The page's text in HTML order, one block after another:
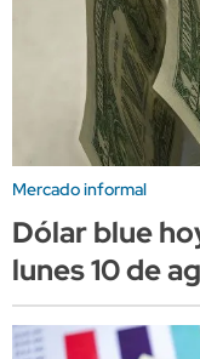
Mercado informal
Dólar blue
lunes 10 de